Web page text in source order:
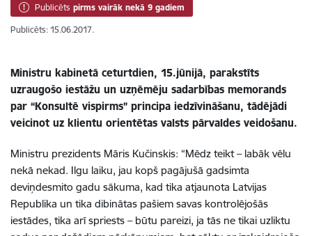
Publicēts pirms vairāk nekā 9 gadiem
Publicēts: 15.06.2017.
Ministru kabinetā ceturtdien, 15.jūnijā, parakstīts
uzraugošo iestāžu un uzņēmēju sadarbības memorands
par “Konsultē vispirms” principa iedzīvināšanu, tādējādi
veicinot uz klientu orientētas valsts pārvaldes veidošanu.
Ministru prezidents Māris Kučinskis: “Mēdz teikt – labāk vēlu
nekā nekad. Ilgu laiku, jau kopš pagājušā gadsimta
deviņdesmito gadu sākuma, kad tika atjaunota Latvijas
Republika un tika dibinātas pašiem savas kontrolējošās
iestādes, tika arī spriests – būtu pareizi, ja tās ne tikai uzliktu